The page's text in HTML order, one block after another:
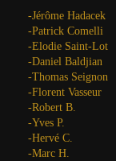
-Jérôme Hadacek
-Patrick Comelli
-Elodie Saint-Lot
-Daniel Baldjian
-Thomas Seignon
-Florent Vasseur
-Robert B.
-Yves P.
-Hervé C.
-Marc H.